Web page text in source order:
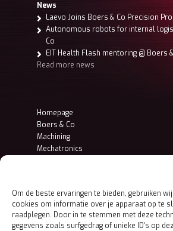
Om de beste ervaringen te bieden, gebruiken
cookies om informatie over je apparaat op te
raadplegen. Door in te stemmen met deze
gegevens zoals surfgedrag of unieke ID's op
CONTACT
Relocation to Atlas
News
News
Laevo Joins Boers & Co Precision
Autonomous robots for internal
Co
EIT Health Flash mentoring @ Boers
Read more news
Homepage
Boers & Co
Machining
Mechatronics